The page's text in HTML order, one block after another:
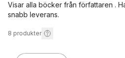
Visar alla böcker från författaren .
snabb leverans.
8 produkter